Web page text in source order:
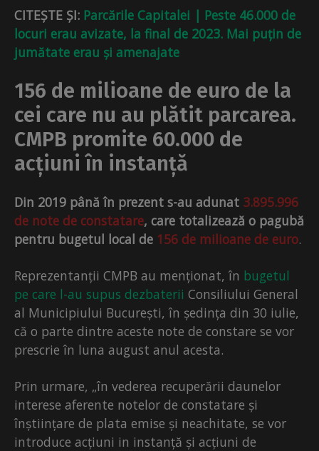
CITEȘTE ȘI: Parcările Capitalei | Peste 46.000 de
locuri erau avizate, la final de 2023. Mai puțin de
jumătate erau și amenajate
156 de milioane de euro de la
cei care nu au plătit parcarea.
CMPB promite 60.000 de
acțiuni în instanță
Din 2019 până în prezent s-au adunat 3.895.996
de note de constatare, care totalizează o pagubă
pentru bugetul local de 156 de milioane de euro.
Reprezentanții CMPB au menționat, în bugetul
pe care l-au supus dezbaterii Consiliului General
al Municipiului București, în ședința din 30 iulie,
că o parte dintre aceste note de constare se vor
prescrie în luna august anul acesta.
Prin urmare, „în vederea recuperării daunelor
interese aferente notelor de constatare și
înștiințare de plata emise și neachitate, se vor
introduce acțiuni in instanță și acțiuni de